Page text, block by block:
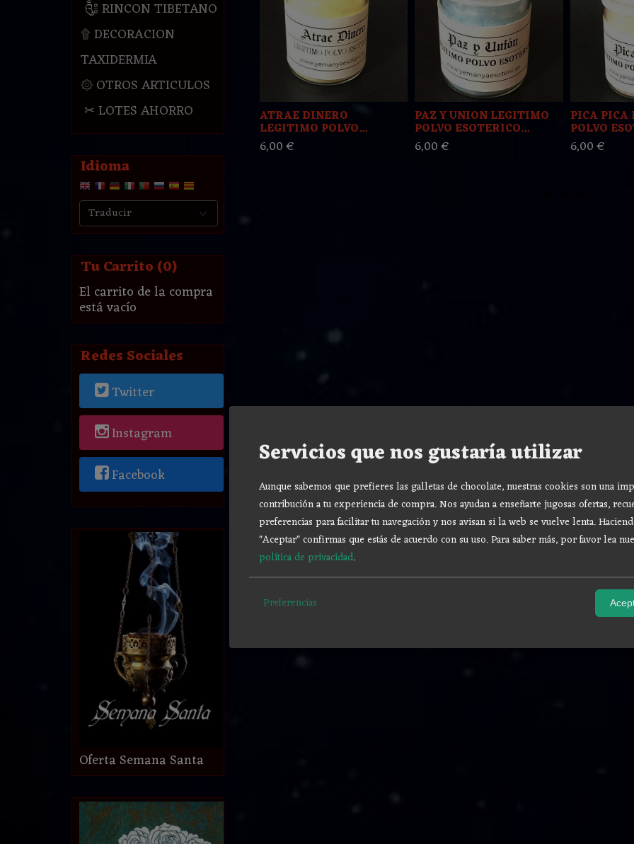
༃ RINCON TIBETANO
۩ DECORACION
TAXIDERMIA
۞ OTROS ARTICULOS
✂ LOTES AHORRO
Idioma
Tu Carrito (0)
El carrito de la compra
está vacío
Redes Sociales
Twitter
Instagram
Facebook
Oferta Semana Santa
ATRAE DINERO
LEGITIMO POLVO...
6,00 €
PAZ Y UNION LEGITIMO
POLVO ESOTERICO...
6,00 €
PICA
POLVO
6,00 €
Servicios que nos gustaría utilizar
Aunque sabemos que prefieres las galletas de chocolate, nuestras cookies son una
contribución a tu experiencia de compra. Nos ayudan a enseñarte jugosas ofertas,
preferencias para facilitar tu navegación y nos avisan si la web se vuelve lenta.
"Aceptar" confirmas que estás de acuerdo con su uso.Para saber más, por favor lea
política de privacidad.
Preferencias